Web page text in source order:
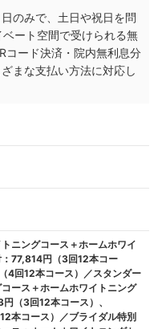
のみで、土日や祝日を問
ート空間で受けられる無
コード決済・院内無利息分
まな支払い方法に対応し
ニングコース＋ホームホワイ
：77,814円（3回12本コー
4回12本コース）／スタンダー
コース＋ホームホワイトニング
（3回12本コース）、
本コース）／ブライダル特別